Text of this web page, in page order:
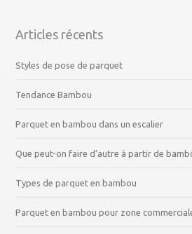
Articles récents
Styles de pose de parquet
Tendance Bambou
Parquet en bambou dans un escalier
Que peut-on faire d’autre à partir de
Types de parquet en bambou
Parquet en bambou pour zone